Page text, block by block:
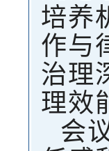
培养
作与
治理
理效
会